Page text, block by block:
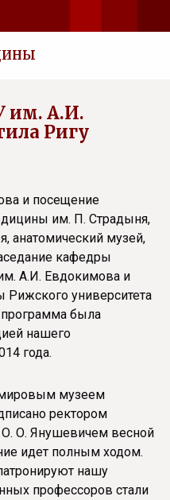
им. А.И.
Ригу
и посещение
им. П. Страдыня,
анатомический музей,
кафедры
А.И. Евдокимова и
Рижского университета
была
нашего
года.
музеем
ректором
О. О. Янушевичем весной
идет полным ходом.
нашу
профессоров стали